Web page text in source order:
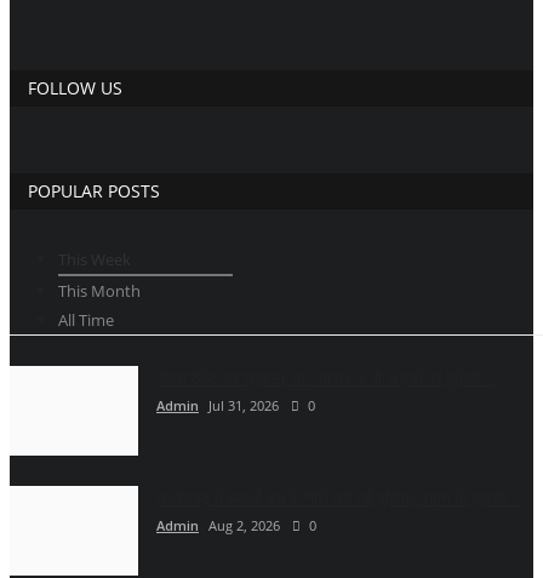
FOLLOW US
POPULAR POSTS
This Month
All Time
Admin Jul 31, 2026 0
Admin Aug 2, 2026 0